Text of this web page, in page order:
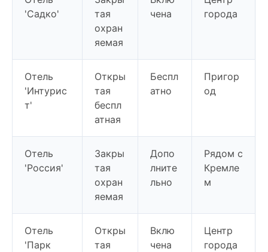
'Садко'
тая
охран
яемая
чена
города
Отель
'Интурис
т'
Откры
тая
беспл
атная
Беспл
атно
Пригор
од
Отель
'Россия'
Закры
тая
охран
яемая
Допо
лните
льно
Рядом с
Кремле
м
Отель
'Парк
Откры
тая
Вклю
чена
Центр
города